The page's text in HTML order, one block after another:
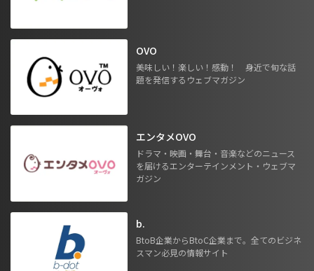
OVO
美味しい！楽しい！感動！ 身近で旬な話
題を発信するウェブマガジン
エンタメOVO
ドラマ・映画・舞台・音楽などのニュース
を届けるエンターテインメント・ウェブマ
ガジン
b.
BtoB企業からBtoC企業まで。全てのビジネ
スマン必見の情報サイト